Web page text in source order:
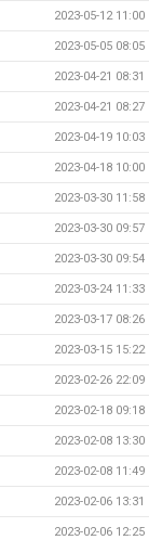
2023-05-12 11:00
2023-05-05 08:05
2023-04-21 08:31
2023-04-21 08:27
2023-04-19 10:03
2023-04-18 10:00
2023-03-30 11:58
2023-03-30 09:57
2023-03-30 09:54
2023-03-24 11:33
2023-03-17 08:26
2023-03-15 15:22
2023-02-26 22:09
2023-02-18 09:18
2023-02-08 13:30
2023-02-08 11:49
2023-02-06 13:31
2023-02-06 12:25